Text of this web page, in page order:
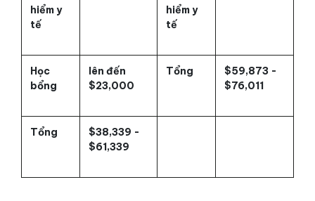
hiểm y
tế
hiểm y
tế
Học
bổng
lên đến
$23,000
Tổng
$59,873 -
$76,011
Tổng
$38,339 -
$61,339